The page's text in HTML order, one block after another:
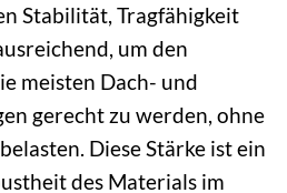
Stabilität, Tragfähigkeit
um den
meisten Dach- und
gerecht zu werden, ohne
Diese Stärke ist ein
des Materials im